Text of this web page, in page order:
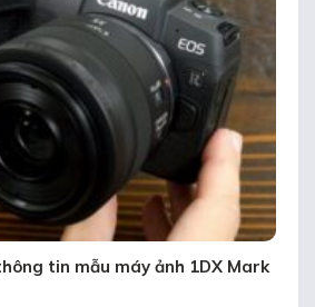
tin mẫu máy ảnh 1DX Mark